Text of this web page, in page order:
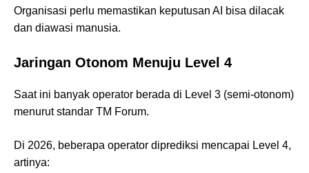
Organisasi perlu memastikan keputusan AI bisa dilacak
dan diawasi manusia.
Jaringan Otonom Menuju Level 4
Saat ini banyak operator berada di Level 3 (semi-otonom)
menurut standar TM Forum.
Di 2026, beberapa operator diprediksi mencapai Level 4,
artinya: